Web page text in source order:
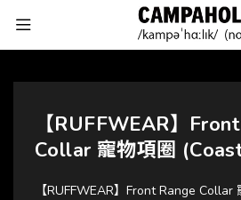
【RUFFWEAR】
Collar 寵物項圈
【RUFFWEAR】Front Range